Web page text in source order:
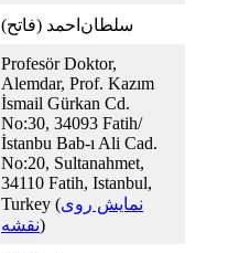
سلطان‌احمد (فاتح)
Profesör Doktor,
Alemdar, Prof. Kazım
İsmail Gürkan Cd.
No:30, 34093 Fatih/
İstanbu Bab-ı Ali Cad.
No:20, Sultanahmet,
34110 Fatih, Istanbul,
Turkey (نمایش روی
نقشه)